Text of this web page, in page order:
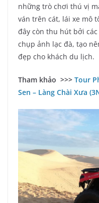
những trò chơi thú vị
ván trên cát, lái xe mô
đây còn thu hút bởi
chụp ảnh lạc đà, tạo
đẹp cho khách du lịch.
Tham khảo >>> Tour
Sen – Làng Chài Xưa